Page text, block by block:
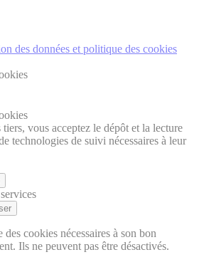
des données et politique des cookies
vous acceptez le dépôt et la lecture
technologies de suivi nécessaires à leur
des cookies nécessaires à son bon
Ils ne peuvent pas être désactivés.